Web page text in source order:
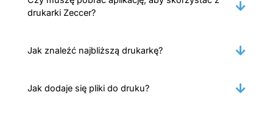
drukarki Zeccer?
Jak znaleźć najbliższą drukarkę?
Jak dodaje się pliki do druku?